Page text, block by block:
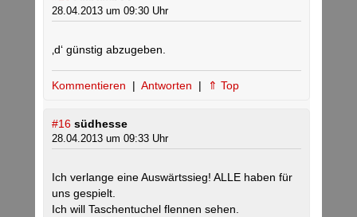
28.04.2013 um 09:30 Uhr
‚d‘ günstig abzugeben.
Kommentieren | Antworten | ⇑ Top
#16 südhesse
28.04.2013 um 09:33 Uhr
Ich verlange eine Auswärtssieg! ALLE haben für
uns gespielt.
Ich will Taschentuchel flennen sehen.